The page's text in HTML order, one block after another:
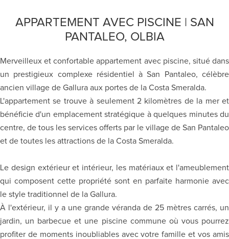
APPARTEMENT AVEC PISCINE | SAN
PANTALEO, OLBIA
Merveilleux et confortable appartement avec piscine, situé dans
un prestigieux complexe résidentiel à San Pantaleo, célèbre
ancien village de Gallura aux portes de la Costa Smeralda.
L'appartement se trouve à seulement 2 kilomètres de la mer et
bénéficie d'un emplacement stratégique à quelques minutes du
centre, de tous les services offerts par le village de San Pantaleo
et de toutes les attractions de la Costa Smeralda.
Le design extérieur et intérieur, les matériaux et l'ameublement
qui composent cette propriété sont en parfaite harmonie avec
le style traditionnel de la Gallura.
À l'extérieur, il y a une grande véranda de 25 mètres carrés, un
jardin, un barbecue et une piscine commune où vous pourrez
profiter de moments inoubliables avec votre famille et vos amis